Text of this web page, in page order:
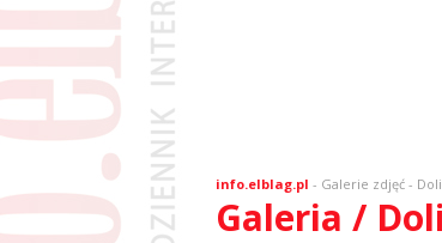
info.elblag.pl - Galerie zdjęć-
Galeria /